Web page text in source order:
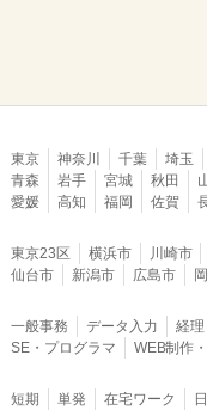
東京 神奈川 千葉 埼玉
青森
岩手 宮城 秋田
愛媛
高知 福岡 佐賀
東京23区 横浜市 川崎市
仙台市
新潟市 広島市
一般事務 データ入力 経理
SE・プログラマ
WEB制作
短期 単発 在宅ワーク